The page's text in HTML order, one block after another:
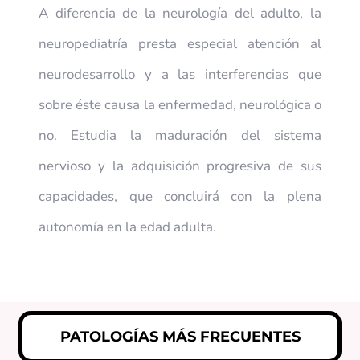
A diferencia de la neurología del adulto, la
neuropediatría presta especial atención al
neurodesarrollo y a las interferencias que
sobre éste causa la enfermedad, neurológica o
no. Estudia la maduración del sistema
nervioso y la adquisición progresiva de sus
capacidades, que concluirá con la plena
autonomía en la edad adulta.
PATOLOGÍAS MÁS FRECUENTES